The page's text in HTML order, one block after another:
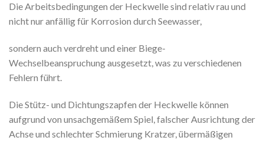
Die Arbeitsbedingungen der Heckwelle sind relativ rau und
nicht nur anfällig für Korrosion durch Seewasser,
sondern auch verdreht und einer Biege-
Wechselbeanspruchung ausgesetzt, was zu verschiedenen
Fehlern führt.
Die Stütz- und Dichtungszapfen der Heckwelle können
aufgrund von unsachgemäßem Spiel, falscher Ausrichtung der
Achse und schlechter Schmierung Kratzer, übermäßigen